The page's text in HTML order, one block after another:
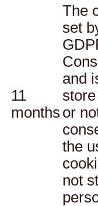
11
months
The
set
and
or
the
not